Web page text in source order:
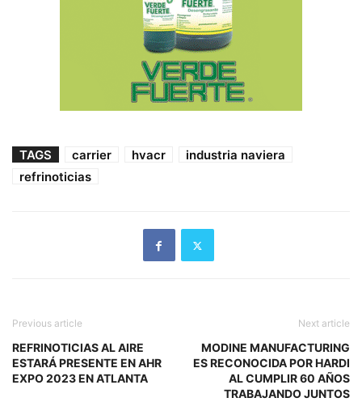
TAGS carrier hvacr
industria naviera
refrinoticias
Previous article
REFRINOTICIAS AL AIRE
ESTARÁ PRESENTE EN AHR
EXPO 2023 EN ATLANTA
Next article
MODINE MANUFACTURING
ES RECONOCIDA POR HARDI
AL CUMPLIR 60 AÑOS
TRABAJANDO JUNTOS